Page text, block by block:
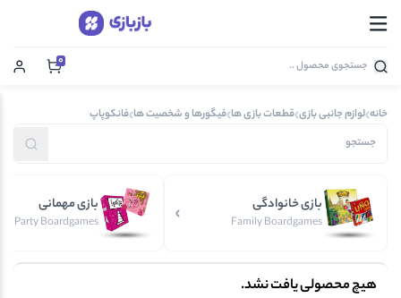
0
خانه لوازم جانبی بازی قطعات بازی ها فیگورها و شخصیت ها فانکوپاپ
بازی خانوادگی
Family Boardgames
بازی مهمانی
Party Boardgames
هیچ محصولی یافت نشد.